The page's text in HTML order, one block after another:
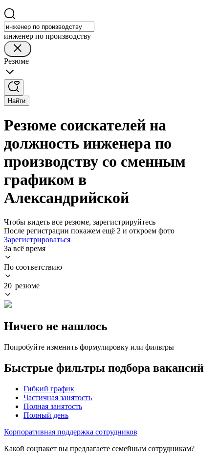
инженер по производству
Резюме
Найти
Резюме соискателей на
должность инженера по
производству со сменным
графиком в
Александрийской
Чтобы видеть все резюме, зарегистрируйтесь
После регистрации покажем ещё 2 и откроем фото
Зарегистрироваться
За всё время
По соответствию
20 резюме
Ничего не нашлось
Попробуйте изменить формулировку или фильтры
Быстрые фильтры подбора вакансий
Гибкий график
Частичная занятость
Полная занятость
Полный день
Корпоративная поддержка сотрудников
Какой соцпакет вы предлагаете семейным сотрудникам?